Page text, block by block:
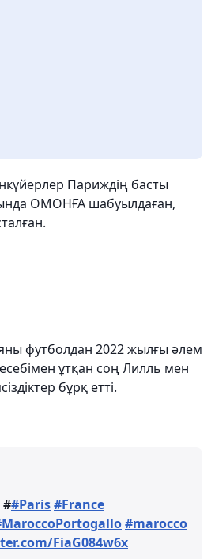
Париждің басты
ОМОНҒА шабуылдаған,
футболдан 2022 жылғы әлем
ұтқан соң Лилль мен
бұрқ етті.
##Paris#France
#marocco
FiaG084w6x